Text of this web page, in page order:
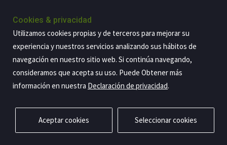
negocio agro con un modelo global
de especialización presente en siete
países
29-Julio-2026
Privacidad Aviso legal Política de cookies Contacto RSS
Cookies & privacidad
Utilizamos cookies propias y de terceros para mejorar su
experiencia y nuestros servicios analizando sus hábitos de
navegación en nuestro sitio web. Si continúa navegando,
consideramos que acepta su uso. Puede Obtener más
información en nuestra Declaración de privacidad.
Aceptar cookies Seleccionar cookies